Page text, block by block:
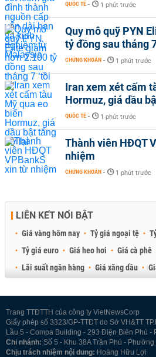
QUỐC TẾ - 1 phút trước
Quy mô quỹ PYN
tỷ đồng sau tháng 7
CHỨNG KHOÁN - 1 phút trước
Iran xem xét cấm
Hormuz, giá dầu
QUỐC TẾ - 1 phút trước
Thành viên HĐQT
nhiệm
CHỨNG KHOÁN - 1 phút trước
LIÊN KẾT NỔI BẬT
Giá vàng hôm nay Tỷ giá ngoại tệ
Tỷ giá euro
Giá heo hơi Giá cà phê
Lãi suất ngân hàng
Giá xăng dầu
Trang TTĐTTH của công ty VietNewsCorp
Giấy phép số 3323/GP-TTĐT do Sở VH&TT
Lầu 5 - Compa Building - 293 Điện Biên Phủ -
Chi nhánh: Số 5 - Khu 38A Trần Phú -
Chịu trách nhiệm nội dung: Hoàng Hữu Lợi